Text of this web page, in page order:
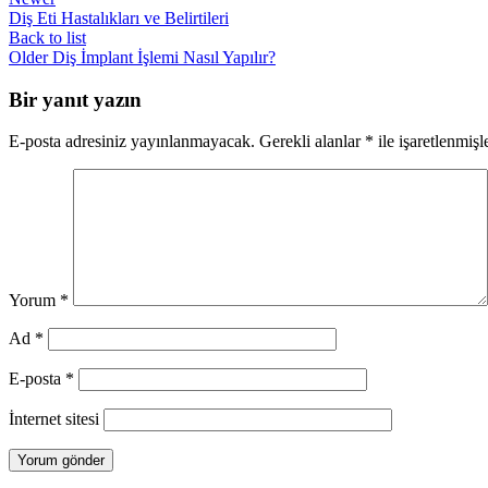
Diş Eti Hastalıkları ve Belirtileri
Back to list
Older Diş İmplant İşlemi Nasıl Yapılır?
Bir yanıt yazın
E-posta adresiniz yayınlanmayacak. Gerekli alanlar * ile
Yorum *
Ad *
E-posta *
İnternet sitesi